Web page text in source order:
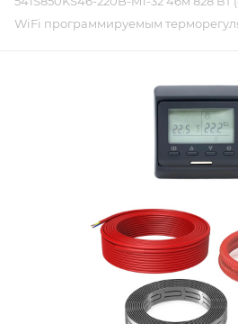
WiFi программируемым